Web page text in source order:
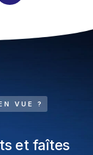
VUE ?
et faîtes